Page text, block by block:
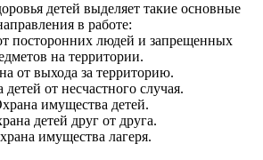
детей выделяет такие основные
в работе:
посторонних людей и запрещенных
на территории.
от выхода за территорию.
от несчастного случая.
имущества детей.
детей друг от друга.
имущества лагеря.